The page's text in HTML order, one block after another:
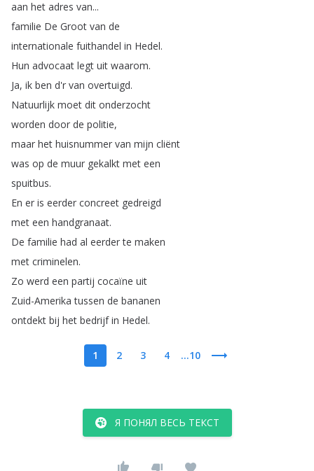
aan het adres van...
familie De Groot van de
internationale fuithandel in Hedel.
Hun advocaat legt uit waarom.
Ja, ik ben d'r van overtuigd.
Natuurlijk moet dit onderzocht
worden door de politie,
maar het huisnummer van mijn cliënt
was op de muur gekalkt met een
spuitbus.
En er is eerder concreet gedreigd
met een handgranaat.
De familie had al eerder te maken
met criminelen.
Zo werd een partij cocaïne uit
Zuid-Amerika tussen de bananen
ontdekt bij het bedrijf in Hedel.
1 2 3 4 ...10
Я ПОНЯЛ ВЕСЬ ТЕКСТ